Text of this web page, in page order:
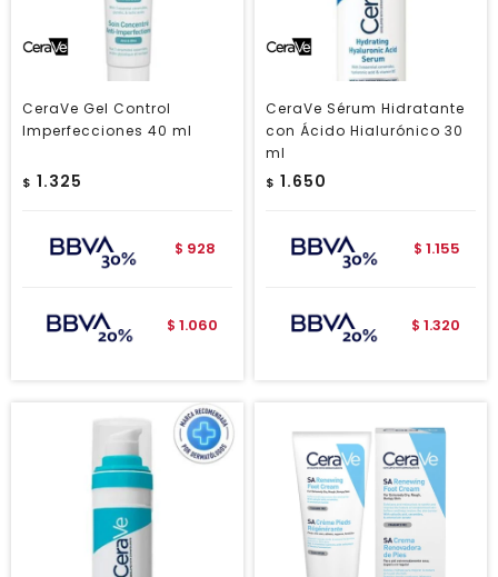
CeraVe Gel Control
Imperfecciones 40 ml
$ 1.325
$ 928
$ 1.060
CeraVe Sérum Hidratante
con Ácido Hialurónico 30
ml
$ 1.650
$ 1.155
$ 1.320